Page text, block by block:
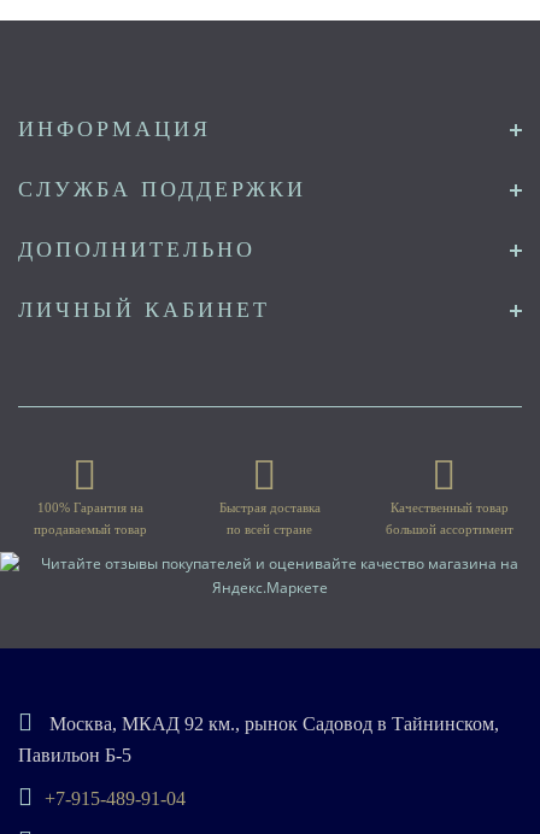
ИНФОРМАЦИЯ
СЛУЖБА ПОДДЕРЖКИ
ДОПОЛНИТЕЛЬНО
ЛИЧНЫЙ КАБИНЕТ
100% Гарантия на
продаваемый товар
Быстрая доставка
по всей стране
Качественный товар
большой ассортимент
Москва, МКАД 92 км., рынок Садовод в Тайнинском,
Павильон Б-5
+7-915-489-91-04